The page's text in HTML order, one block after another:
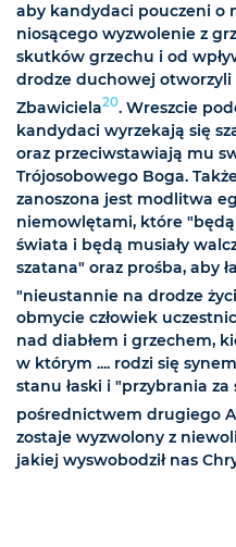
aby kandydaci pouczeni o
niosącego wyzwolenie z
skutków grzechu i od
drodze duchowej
Zbawiciela20. Wreszcie
kandydaci wyrzekają się
oraz przeciwstawiają mu
Trójosobowego Boga.
zanoszona jest modlitwa
niemowlętami, które
świata i będą musiały
szatana" oraz prośba, aby
"nieustannie na drodze
obmycie człowiek
nad diabłem i grzechem,
w którym .... rodzi się
stanu łaski i "przybrania za
pośrednictwem drugiego
zostaje wyzwolony z
jakiej wyswobodził nas